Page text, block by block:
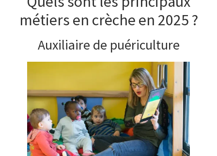
métiers en crèche en 2025 ?
Auxiliaire de puériculture